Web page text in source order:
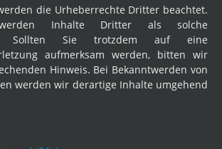
die Urheberrechte Dritter beachtet.
werden Inhalte Dritter als solche
Sollten Sie trotzdem auf eine
aufmerksam werden, bitten wir
Hinweis. Bei Bekanntwerden von
werden wir derartige Inhalte umgehend